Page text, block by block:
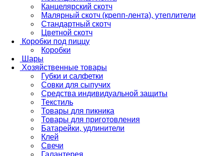
Канцелярский скотч
Малярный скотч (крепп-лента), утеплители
Стандартный скотч
Цветной скотч
Коробки под пиццу
Коробки
Шары
Хозяйственные товары
Губки и салфетки
Совки для сыпучих
Средства индивидуальной защиты
Текстиль
Товары для пикника
Товары для приготовления
Батарейки, удлинители
Клей
Свечи
Галантерея